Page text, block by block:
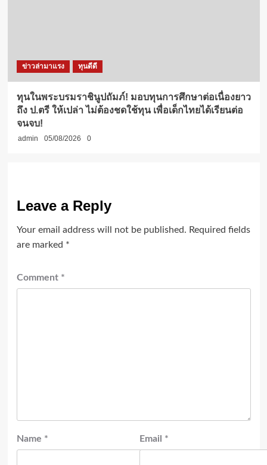
ข่าวล่ามาแรง ทุนดีดี
ทุนในพระบรมราชินูปถัมภ์! มอบทุนการศึกษาต่อเนื่องยาว
ถึง ป.ตรี ให้เปล่า ไม่ต้องชดใช้ทุน เพื่อเด็กไทยได้เรียนต่อ
จนจบ!
admin 05/08/2026 0
Leave a Reply
Your email address will not be published. Required fields
are marked *
Comment *
Name * Email *